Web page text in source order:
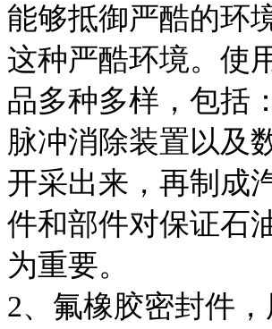
能够抵御严酷的环
这种严酷环境。使
品多种多样，包括
脉冲消除装置以及
开采出来，再制成
件和部件对保证石
为重要。
2、氟橡胶密封件